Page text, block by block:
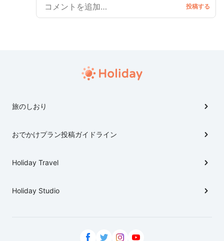
に
旅のしおり
おでかけプラン投稿ガイドライン
Holiday Travel
Holiday Studio